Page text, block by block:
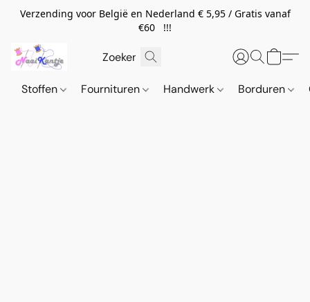
Verzending voor België en Nederland € 5,95 / Gratis vanaf
€60 !!!
Stoffen Fournituren Handwerk Borduren